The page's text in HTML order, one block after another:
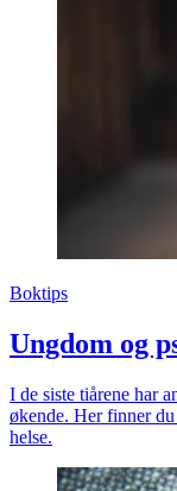
Boktips
Ungdom og
I de siste tiårene har
økende. Her finner
helse.